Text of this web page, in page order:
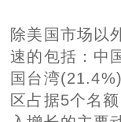
除美国市场以
速的包括：中
国台湾
区占据5个名